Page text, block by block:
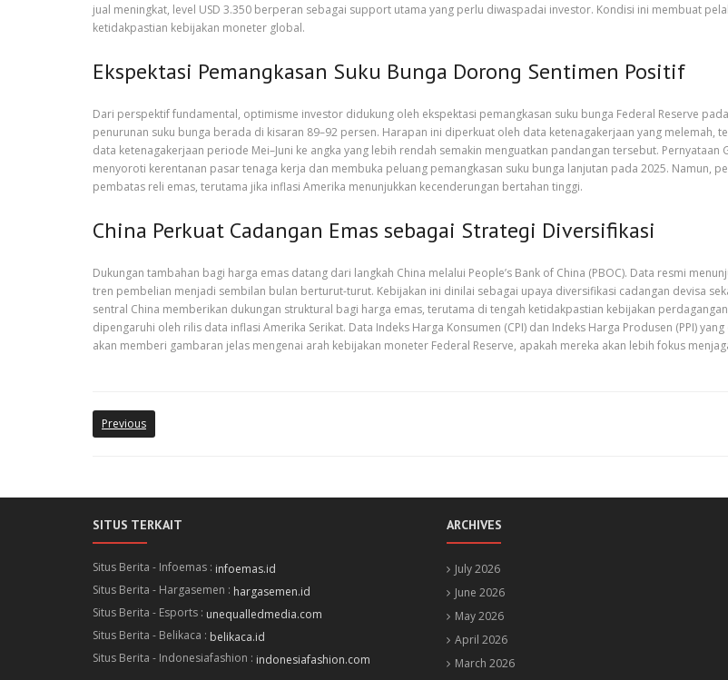
jual meningkat, level USD 3.350 berperan sebagai support utama yang perlu diwaspadai investor. Kondisi ini membuat
ketidakpastian kebijakan moneter global.
Ekspektasi Pemangkasan Suku Bunga Dorong Sentimen Positif
Dari perspektif fundamental, optimisme investor didukung oleh ekspektasi pemangkasan suku bunga Federal Reserve
penurunan suku bunga berada di kisaran 89–92 persen. Harapan ini diperkuat oleh data ketenagakerjaan yang melemah,
data ketenagakerjaan periode Mei–Juni ke angka yang lebih rendah semakin menguatkan pandangan tersebut.
menyoroti kerentanan pasar tenaga kerja dan membuka peluang pemangkasan suku bunga lanjutan pada 2025. Namun,
pembatas reli emas, terutama jika inflasi Amerika menunjukkan kecenderungan bertahan tinggi.
China Perkuat Cadangan Emas sebagai Strategi Diversifikasi
Dukungan tambahan bagi harga emas datang dari langkah China melalui People’s Bank of China (PBOC). Data resmi
tren pembelian menjadi sembilan bulan berturut-turut. Kebijakan ini dinilai sebagai upaya diversifikasi cadangan devisa
sentral China memberikan dukungan struktural bagi harga emas, terutama di tengah ketidakpastian kebijakan
dipengaruhi oleh rilis data inflasi Amerika Serikat. Data Indeks Harga Konsumen (CPI) dan Indeks Harga Produsen (PPI)
akan memberi gambaran jelas mengenai arah kebijakan moneter Federal Reserve, apakah mereka akan lebih fokus
Previous
SITUS TERKAIT
Situs Berita - Infoemas : infoemas.id
Situs Berita - Hargasemen : hargasemen.id
Situs Berita - Esports : unequalledmedia.com
Situs Berita - Belikaca : belikaca.id
Situs Berita - Indonesiafashion : indonesiafashion.com
ARCHIVES
July 2026
June 2026
May 2026
April 2026
March 2026